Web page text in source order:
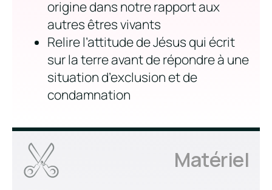
origine dans notre rapport aux
autres êtres vivants
Relire l’attitude de Jésus qui écrit
sur la terre avant de répondre à une
situation d’exclusion et de
condamnation
Matériel